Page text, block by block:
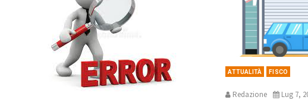
ATTUALITÀ FISCO
Redazione Lug 7,